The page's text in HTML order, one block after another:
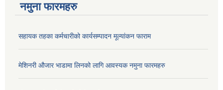
नमुना फारमहरु
सहायक तहका कर्मचारीको कार्यसम्पादन मूल्यांकन फाराम
मेशिनरी औजार भाडामा लिनको लागि आवस्यक नमुना फारमहरु